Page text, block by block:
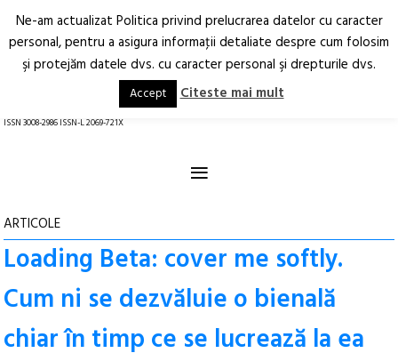
Arhitectură.
Oraș.
RO EN
ISSN 3008-2986 ISSN-L 2069-721X
≡
ARTICOLE
Loading Beta: cover me softly.
Cum ni se dezvăluie o bienală
chiar în timp ce se lucrează la ea
Ne-am actualizat Politica privind prelucrarea datelor cu caracter
personal, pentru a asigura informaţii detaliate despre cum folosim
şi protejăm datele dvs. cu caracter personal şi drepturile dvs.
Accept Citeste mai mult